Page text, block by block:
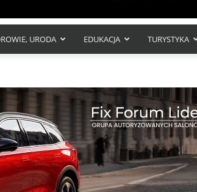
URODA EDUKACJA TURYSTYKA